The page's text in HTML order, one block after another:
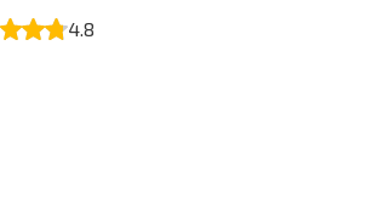
4.8